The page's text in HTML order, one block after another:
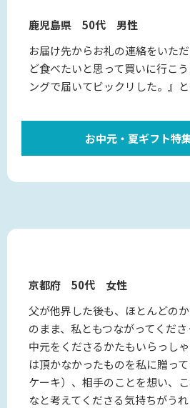
鹿児島県 50代 男性
お届け先からお礼の連絡をいた
ど食べたいと思って買いに行こ
ングで届いてビックリした。』と
お中元・夏ギフト特
京都府 50代 女性
父が他界した後も、ほとんどの
のまま、私ともつながってくだ
中元をくださるかたもいらっし
は頂かなかったものを私に贈っ
ケーキ）、相手のことを想い、
なと考えてくださる気持ちがう